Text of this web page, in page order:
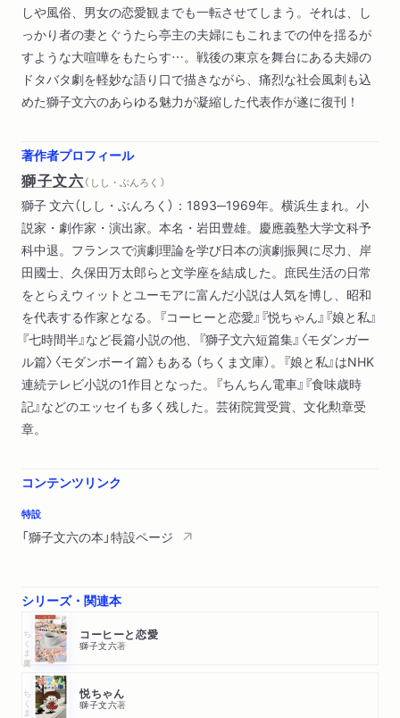
しや風俗、男女の恋愛観までも一転させてしまう。それは、し
っかり者の妻とぐうたら亭主の夫婦にもこれまでの仲を揺るが
すような大喧嘩をもたらす…。戦後の東京を舞台にある夫婦の
ドタバタ劇を軽妙な語り口で描きながら、痛烈な社会風刺も込
めた獅子文六のあらゆる魅力が凝縮した代表作が遂に復刊！
著作者プロフィール
獅子文六（ しし・ぶんろく ）
獅子 文六（しし・ぶんろく）：1893─1969年。横浜生まれ。小
説家・劇作家・演出家。本名・岩田豊雄。慶應義塾大学文科予
科中退。フランスで演劇理論を学び日本の演劇振興に尽力、岸
田國士、久保田万太郎らと文学座を結成した。庶民生活の日常
をとらえウィットとユーモアに富んだ小説は人気を博し、昭和
を代表する作家となる。『コーヒーと恋愛』『悦ちゃん』『娘と私』
『七時間半』など長篇小説の他、『獅子文六短篇集』〈モダンガー
ル篇〉〈モダンボーイ篇〉もある （ちくま文庫）。『娘と私』はNHK
連続テレビ小説の1作目となった。『ちんちん電車』『食味歳時
記』などのエッセイも多く残した。芸術院賞受賞、文化勲章受
章。
コンテンツリンク
特設
「獅子文六の本」特設ページ
シリーズ・関連本
ちくま文庫 コーヒーと恋愛
獅子文六著
ちくま文庫 悦ちゃん
獅子文六著